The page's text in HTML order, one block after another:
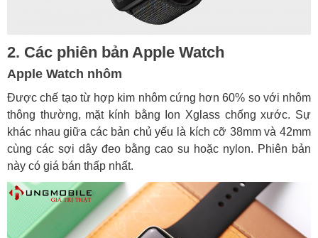
2. Các phiên bản Apple Watch
Apple Watch nhôm
Được chế tạo từ hợp kim nhôm cứng hơn 60% so với nhôm
thông thường, mặt kính bằng Ion Xglass chống xước. Sự
khác nhau giữa các bản chủ yếu là kích cỡ 38mm và 42mm
cùng các sợi dây đeo bằng cao su hoặc nylon. Phiên bản
này có giá bán thấp nhất.